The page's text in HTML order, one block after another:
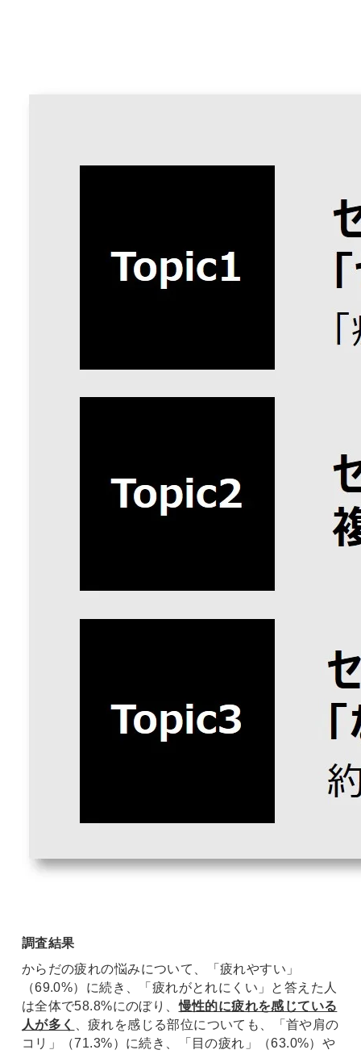
調査結果
からだの疲れの悩みについて、「疲れやすい」
（69.0%）に続き、「疲れがとれにくい」と答えた人
は全体で58.8%にのぼり、慢性的に疲れを感じている
人が多く
、疲れを感じる部位についても、「首や肩の
コリ」（71.3%）に続き、「目の疲れ」（63.0%）や